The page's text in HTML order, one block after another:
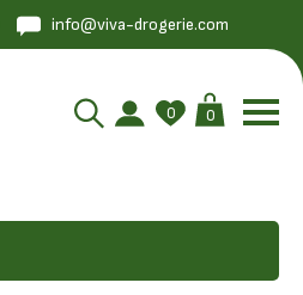
info@viva-drogerie.com
0 0